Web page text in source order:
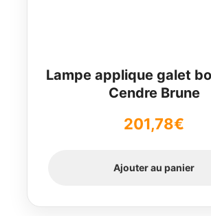
Lampe applique galet
Cendre Brune
201,78€
Ajouter au panier